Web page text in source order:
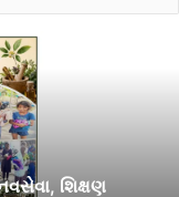
શિક્ષણ